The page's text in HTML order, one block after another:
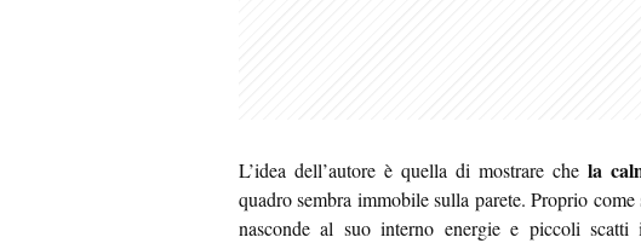
L’idea dell’autore è quella di mostrare che la
quadro sembra immobile sulla parete. Proprio
nasconde al suo interno energie e piccoli